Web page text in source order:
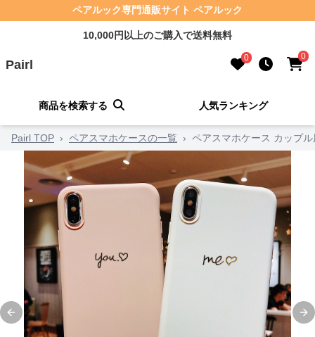
ペアルック専門通販サイト ペアルック
10,000円以上のご購入で送料無料
Pairl 0 0
商品を検索する 人気ランキング
Pairl TOP › ペアスマホケースの一覧 › ペアスマホケース カップ
Previous slide